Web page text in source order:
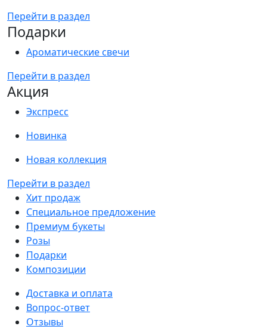
Перейти в раздел
Подарки
Ароматические свечи
Перейти в раздел
Акция
Экспресс
Новинка
Новая коллекция
Перейти в раздел
Хит продаж
Специальное предложение
Премиум букеты
Розы
Подарки
Композиции
Доставка и оплата
Вопрос-ответ
Отзывы